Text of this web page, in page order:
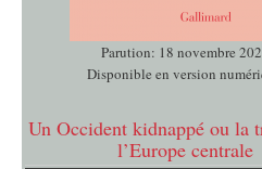
Parution: 18 novembre
Disponible en version
Un Occident kidnappé ou la
l’Europe centrale